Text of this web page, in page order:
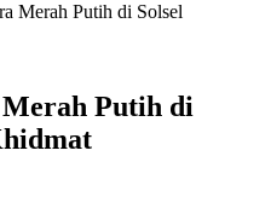
Merah Putih di Solsel
Putih di